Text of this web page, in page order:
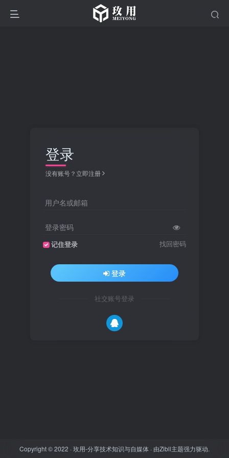
登录
没有账号？立即注册
用户名或邮箱
登录密码
记住登录 找回密码
登录
社交账号登录
Copyright © 2022 ·玫用-分享技术知识与自媒体 · 由Zibll主题强力驱动.